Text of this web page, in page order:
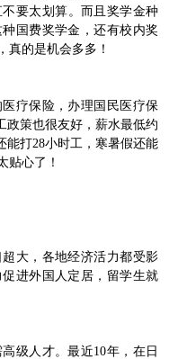
要太划算。而且奖学金种
国费奖学金，还有校内奖
真的是机会多多！
疗保险，办理国民医疗保
政策也很友好，薪水最低约
能打28小时工，寒暑假还能
贴心了！
大，各地经济活力都受影
进外国人定居，留学生就
级人才。最近10年，在日